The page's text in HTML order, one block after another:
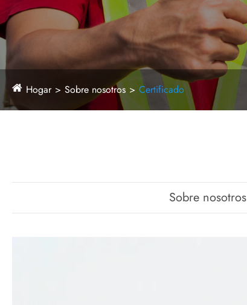
Hogar Sobre nosotros Certificado
Sobre nosotros